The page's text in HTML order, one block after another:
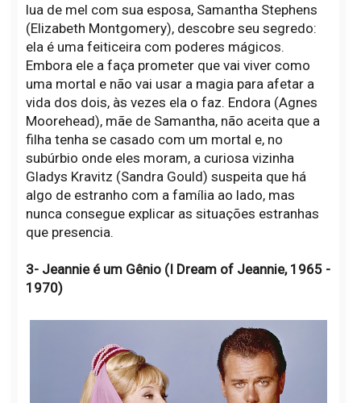
lua de mel com sua esposa, Samantha Stephens
(Elizabeth Montgomery), descobre seu segredo:
ela é uma feiticeira com poderes mágicos.
Embora ele a faça prometer que vai viver como
uma mortal e não vai usar a magia para afetar a
vida dos dois, às vezes ela o faz. Endora (Agnes
Moorehead), mãe de Samantha, não aceita que a
filha tenha se casado com um mortal e, no
subúrbio onde eles moram, a curiosa vizinha
Gladys Kravitz (Sandra Gould) suspeita que há
algo de estranho com a família ao lado, mas
nunca consegue explicar as situações estranhas
que presencia.
3- Jeannie é um Gênio (I Dream of Jeannie, 1965 -
1970)